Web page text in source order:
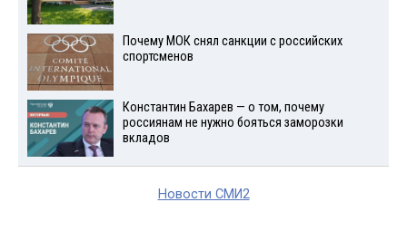
Почему МОК снял санкции с российских
спортсменов
Константин Бахарев — о том, почему
россиянам не нужно бояться заморозки
вкладов
Новости СМИ2